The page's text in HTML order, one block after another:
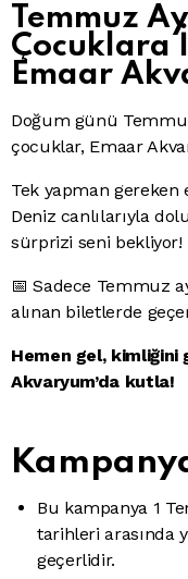
Temmuz
Çocuklara
Emaar
Doğum günü
çocuklar, Emaar
Tek yapman gereken
Deniz canlılarıyla
sürprizi seni bekliyor!
📅 Sadece Temmuz
alınan biletlerde
Hemen gel, kimliğini
Akvaryum’da kutla!
Bu kampanya 1
tarihleri arasında
geçerlidir.